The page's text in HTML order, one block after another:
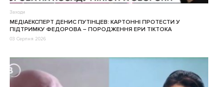
Заходи
МЕДІАЕКСПЕРТ ДЕНИС ПУТІНЦЕВ: КАРТОННІ ПРОТЕСТИ У
ПІДТРИМКУ ФЕДОРОВА – ПОРОДЖЕННЯ ЕРИ ТІКТОКА
03 Серпня 2026